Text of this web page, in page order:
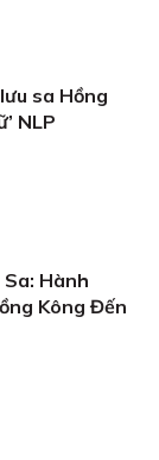
sa Hồng
NLP
Hành
Kông Đến